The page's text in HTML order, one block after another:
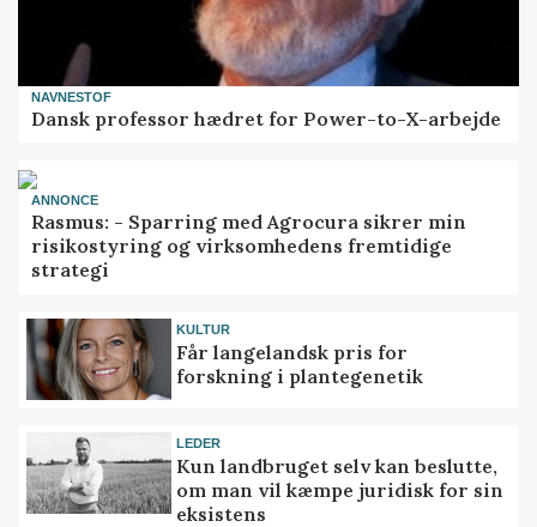
NAVNESTOF
Dansk professor hædret for Power-to-X-arbejde
ANNONCE
Rasmus: - Sparring med Agrocura sikrer min
risikostyring og virksomhedens fremtidige
strategi
KULTUR
Får langelandsk pris for
forskning i plantegenetik
LEDER
Kun landbruget selv kan beslutte,
om man vil kæmpe juridisk for sin
eksistens